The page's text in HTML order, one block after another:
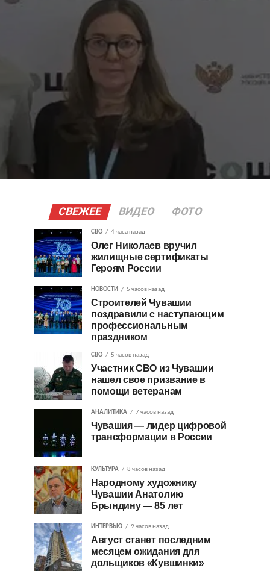
СВЕЖЕЕ ВИДЕО ФОТО
СВО 4 часа назад
Олег Николаев вручил
жилищные сертификаты
Героям России
НОВОСТИ 5 часов назад
Строителей Чувашии
поздравили с наступающим
профессиональным
праздником
СВО 5 часов назад
Участник СВО из Чувашии
нашел свое призвание в
помощи ветеранам
АНАЛИТИКА 7 часов назад
Чувашия — лидер цифровой
трансформации в России
КУЛЬТУРА 8 часов назад
Народному художнику
Чувашии Анатолию
Брындину — 85 лет
ИНТЕРВЬЮ 9 часов назад
Август станет последним
месяцем ожидания для
дольщиков «Кувшинки»